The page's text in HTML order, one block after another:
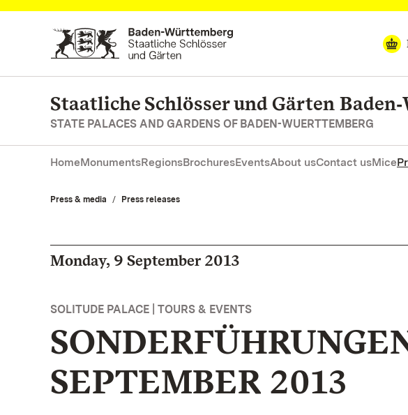
Navigate to main page
Staatliche Schlösser und Gärten
STATE PALACES AND GARDENS OF BADEN-WUERTTEMBERG
HomeMonumentsRegionsBrochuresEventsAbout usContact usMice
Press & media Press releases
Monday, 9 September 2013
SOLITUDE PALACE | TOURS & EVENTS
SEPTEMBER 2013